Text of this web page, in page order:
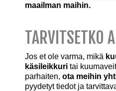
maailman maihin.
TARVITSETKO
Jos et ole varma, mikä
käsileikkuri tai
parhaiten, ota meihin
pyydetyt tiedot ja